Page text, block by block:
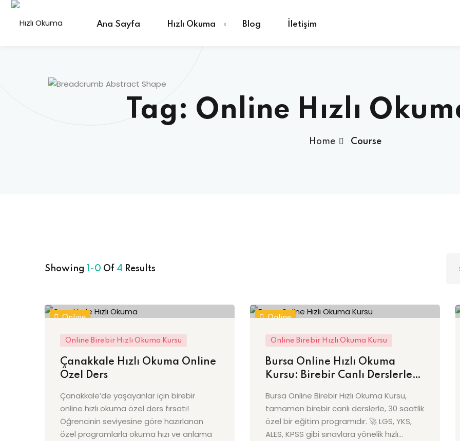
Skip
Ana Sayfa Hızlı Okuma Blog İletişim
Tag: Online Hızlı
Home Course
Showing 1-0 Of 4 Results
Online
Online Birebir Hızlı Okuma Kursu
Çanakkale Hızlı Okuma Online
Özel Ders
Çanakkale’de yaşayanlar için birebir
online hızlı okuma özel ders fırsatı!
Öğrencinin seviyesine göre hazırlanan
özel programlarla okuma hızı ve anlama
Online
Online Birebir Hızlı Okuma Kursu
Bursa Online Hızlı Okuma
Kursu: Birebir Canlı Derslerle
Bursa Online Birebir Hızlı Okuma Kursu,
tamamen birebir canlı derslerle, 30 saatlik
özel bir eğitim programıdır. 🚀 LGS, YKS,
ALES, KPSS gibi sınavlara yönelik hızlı...
Sign up
Already have an account?Sign in